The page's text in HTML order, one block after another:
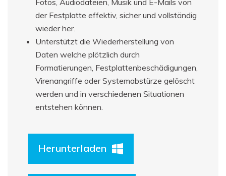
Fotos, Audiodateien, Musik und E-Mails von
der Festplatte effektiv, sicher und vollständig
wieder her.
Unterstützt die Wiederherstellung von
Daten welche plötzlich durch
Formatierungen, Festplattenbeschädigungen,
Virenangriffe oder Systemabstürze gelöscht
werden und in verschiedenen Situationen
entstehen können.
Herunterladen